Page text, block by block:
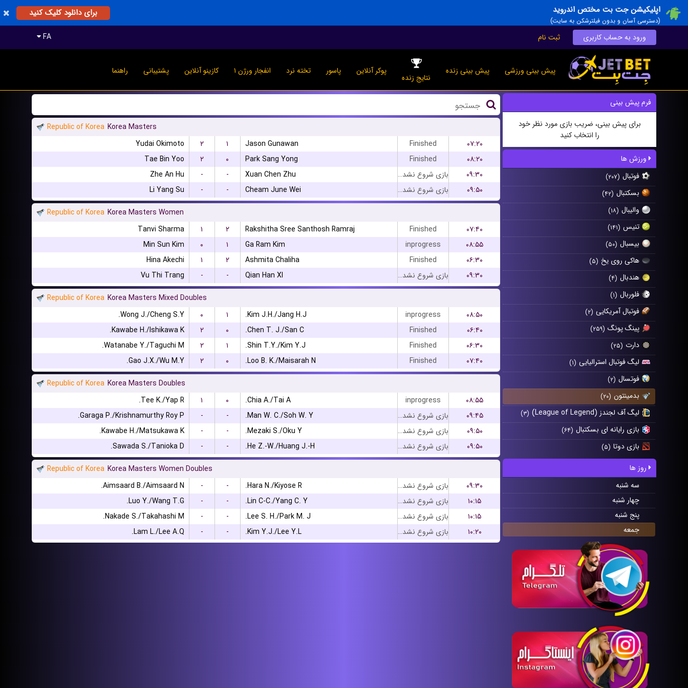
اپلیکیشن جت بت مختص اندروید
(دسترسی آسان و بدون فیلترشکن به سایت)
برای دانلود کلیک کنید
FA ورود به حساب کاربری ثبت نام
پیش بینی ورزشی پیش بینی زنده
نتایج زنده
پوکر آنلاین پاسور تخته نرد انفجار ورژن ۱ کازینو آنلاین پشتیبانی راهنما
فرم پیش بینی
برای پیش بینی، ضریب بازی مورد نظر خود
را انتخاب کنید
ورزش ها
فوتبال (۲۰۷)
بسکتبال (۴۲)
والیبال (۱۸)
تنیس (۱۴۱)
بیسبال (۵۰)
هاکی روی یخ (۵)
هندبال (۴)
فلوربال (۱)
فوتبال آمریکایی (۲)
پینگ پونگ (۲۵۹)
دارت (۲۵)
لیگ فوتبال استرالیایی (۱)
فوتسال (۲)
بدمینتون (۲۰)
لیگ آف لجندز (League of Legend) (۳)
بازی رایانه ای بسکتبال (۶۴)
بازی دوتا (۵)
روز ها
سه شنبه
چهار شنبه
پنج شنبه
جمعه
Republic of Korea Korea Masters
Yudai Okimoto
۲ ۱ Jason Gunawan Finished
۰۷:۲۰
Tae Bin Yoo
۲ ۰ Park Sang Yong Finished
۰۸:۲۰
Zhe An Hu
- - Xuan Chen Zhu بازی شروع نشده است
۰۹:۳۰
Li Yang Su
- - Cheam June Wei بازی شروع نشده است
۰۹:۵۰
Republic of Korea Korea Masters Women
Tanvi Sharma
۱ ۲ Rakshitha Sree Santhosh Ramraj Finished
۰۷:۴۰
Min Sun Kim
۰ ۱ Ga Ram Kim inprogress
۰۸:۵۵
Hina Akechi
۱ ۲ Ashmita Chaliha Finished
۰۶:۳۰
Vu Thi Trang
- - Qian Han XI بازی شروع نشده است
۰۹:۳۰
Republic of Korea Korea Masters Mixed Doubles
Wong J./Cheng S.Y.
۰ ۱ Kim J.H./Jang H.J. inprogress
۰۸:۵۰
Kawabe H./Ishikawa K.
۲ ۰ Chen T. J./San C. Finished
۰۶:۴۰
Watanabe Y./Taguchi M.
۲ ۱ Shin T.Y./Kim Y.J. Finished
۰۶:۳۰
Gao J.X./Wu M.Y.
۲ ۰ Loo B. K./Maisarah N. Finished
۰۷:۴۰
Republic of Korea Korea Masters Doubles
Tee K./Yap R.
۱ ۰ Chia A./Tai A. inprogress
۰۸:۵۵
Garaga P./Krishnamurthy Roy P.
- - Man W. C./Soh W. Y. بازی شروع نشده است
۰۹:۴۵
Kawabe H./Matsukawa K.
- - Mezaki S./Oku Y. بازی شروع نشده است
۰۹:۵۰
Sawada S./Tanioka D.
- - He Z.-W./Huang J.-H. بازی شروع نشده است
۰۹:۵۰
Republic of Korea Korea Masters Women Doubles
Aimsaard B./Aimsaard N.
- - Hara N./Kiyose R. بازی شروع نشده است
۰۹:۳۰
Luo Y./Wang T.G.
- - Lin C-C./Yang C. Y. بازی شروع نشده است
۱۰:۱۵
Nakade S./Takahashi M.
- - Lee S. H./Park M. J. بازی شروع نشده است
۱۰:۱۵
Lam L./Lee A.Q.
- - Kim Y.J./Lee Y.L. بازی شروع نشده است ۱۰:۲۰